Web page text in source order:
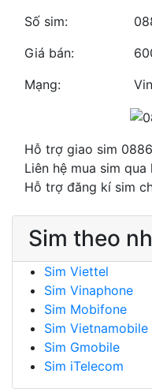
Số sim:
Giá bán:
Mạng:
Hỗ trợ giao sim
Liên hệ mua sim
Hỗ trợ đăng kí sim
Sim theo
Sim Viettel
Sim Vinaphone
Sim Mobifone
Sim Vietnamobile
Sim Gmobile
Sim iTelecom